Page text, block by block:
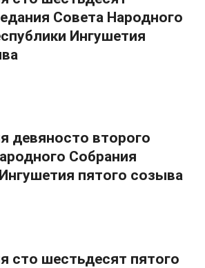
Совета Народного
Ингушетия
девяносто второго
Собрания
пятого созыва
сто шестьдесят пятого